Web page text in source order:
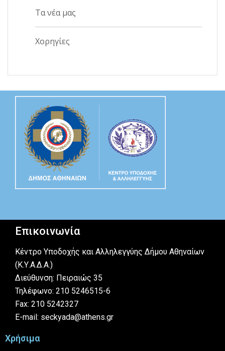
Τα νέα μας
Χορηγίες
Επικοινωνία
Κέντρο Υποδοχής και Αλληλεγγύης Δήμου Αθηναίων
(Κ.Υ.Α.Δ.Α.)
Διεύθυνση: Πειραιώς 35
Τηλέφωνο: 210 5246515-6
Fax: 210 5242327
E-mail: seckyada@athens.gr
Χρήσιμα